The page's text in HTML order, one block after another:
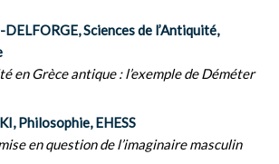
Sciences de l’Antiquité,
en Grèce antique : l’exemple de Déméter
Philosophie, EHESS
en question de l’imaginaire masculin